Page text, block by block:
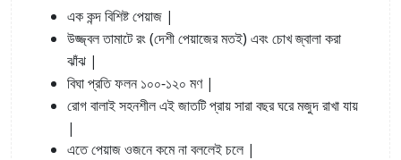
এক কন্দ বিশিষ্ট পেয়াজ |
উজ্জ্বল তামাটে রং (দেশী পেয়াজের মতই) এবং চোখ জ্বালা করা
ঝাঁঝ |
বিঘা প্রতি ফলন ১০০-১২০ মণ|
রোগ বালাই সহনশীল এই জাতটি প্রায় সারা বছর ঘরে মজুদ রাখা যায়
|
এতে পেয়াজ ওজনে কমে না বললেই চলে |